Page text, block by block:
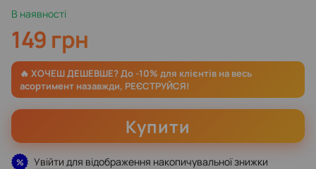
В наявності
149 грн
Купити
% Увійти для відображення накопичувальної знижки